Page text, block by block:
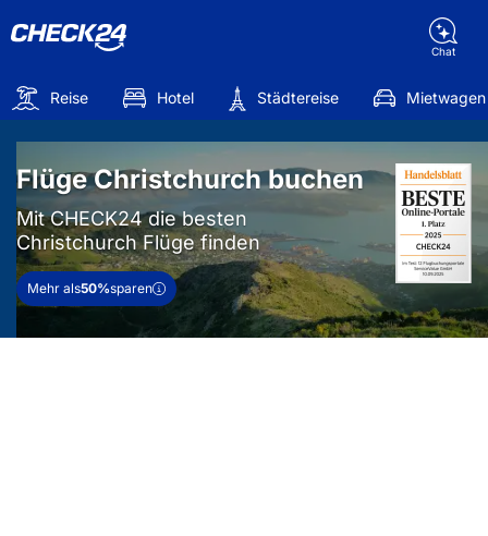
Chat
Reise Hotel Städtereise Mietwagen
Flüge Christchurch buchen
Mit CHECK24 die besten
Christchurch Flüge finden
Mehr als50%sparen